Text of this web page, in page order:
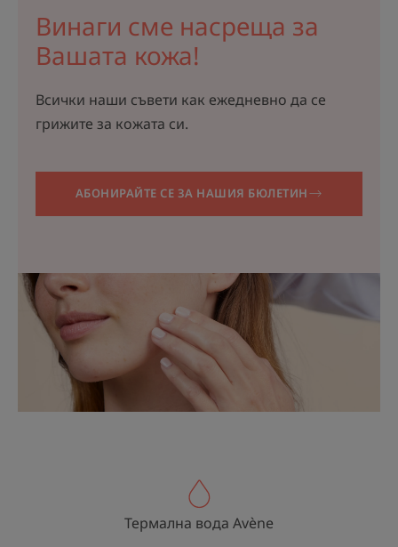
Винаги сме насреща за
Вашата кожа!
Всички наши съвети как ежедневно да се
грижите за кожата си.
АБОНИРАЙТЕ СЕ ЗА НАШИЯ БЮЛЕТИН
Термална вода Avène